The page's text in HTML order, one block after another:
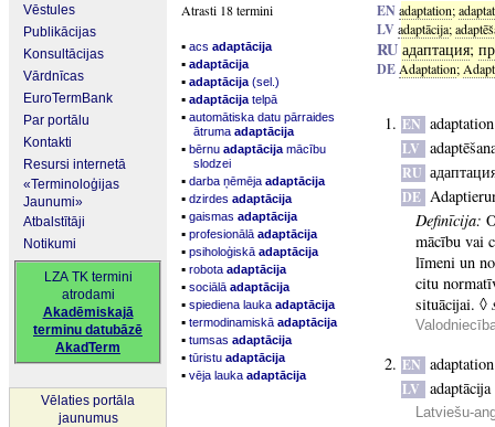
Vēstules
Publikācijas
Konsultācijas
Vārdnīcas
EuroTermBank
Par portālu
Kontakti
Resursi internetā
«Terminoloģijas
Jaunumi»
Atbalstītāji
Notikumi
LZA TK termini
atrodami
Akadēmiskajā
terminu datubāzē
AkadTerm
Vēlaties portāla
jaunumus
Atrasti 18 termini
▪ acs adaptācija
▪ adaptācija
▪ adaptācija (sel.)
▪ adaptācija telpā
▪ automātiska datu pārraides
ātruma adaptācija
▪ bērnu adaptācija mācību
slodzei
▪ darba ņēmēja adaptācija
▪ dzirdes adaptācija
▪ gaismas adaptācija
▪ profesionālā adaptācija
▪ psiholoģiskā adaptācija
▪ robota adaptācija
▪ sociālā adaptācija
▪ spiediena lauka adaptācija
▪ termodinamiskā adaptācija
▪ tumsas adaptācija
▪ tūristu adaptācija
▪ vēja lauka adaptācija
ENadaptation;
LVadaptācija;
RU адаптация;
DE Adaptation;
EN adaptation
LV
RU
DE
Definīcija:
mācību vai
līmeni un
citu
situācijai. ◊
EN adaptation
LV adaptācija
Latviešu-